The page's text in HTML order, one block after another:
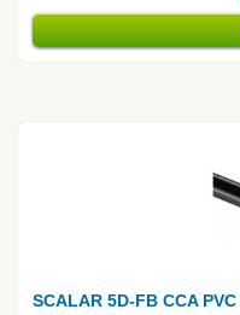
SCALAR 5D-FB CCA PVC